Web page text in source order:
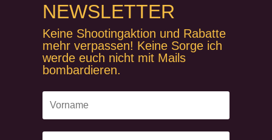
NEWSLETTER
Keine Shootingaktion und Rabatte
mehr verpassen! Keine Sorge ich
werde euch nicht mit Mails
bombardieren.